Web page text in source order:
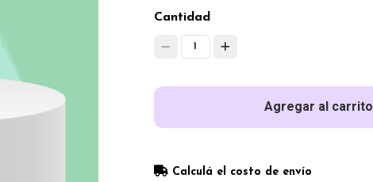
Cantidad
1
Agregar al carrito
Calculá el costo de envío